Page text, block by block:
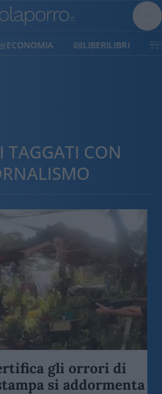
SHOP SOSTIENICI
TAGGATI CON
gli orrori di
si addormenta